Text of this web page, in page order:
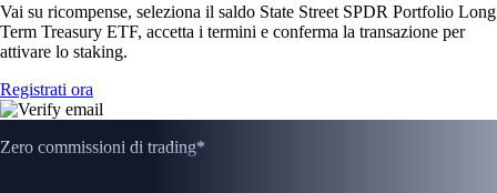
Vai su ricompense, seleziona il saldo State Street SPDR Portfolio Long
Term Treasury ETF, accetta i termini e conferma la transazione per
attivare lo staking.
Registrati ora
Zero commissioni di trading*